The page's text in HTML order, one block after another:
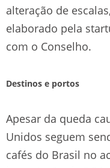
alteração de
elaborado pela
com o Conselho.
Destinos e portos
Apesar da queda
Unidos seguem
cafés do Brasil no